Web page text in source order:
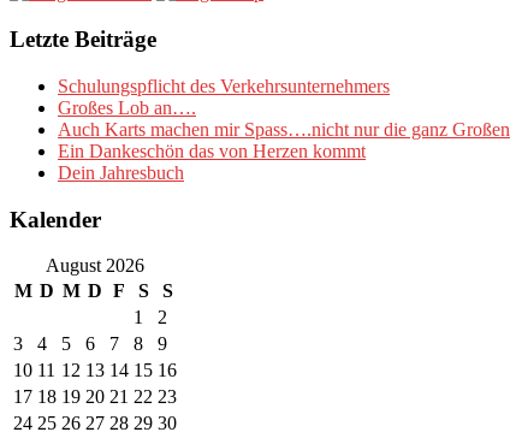
Letzte Beiträge
Schulungspflicht des Verkehrsunternehmers
Großes Lob an….
Auch Karts machen mir Spass….nicht nur die ganz Großen
Ein Dankeschön das von Herzen kommt
Dein Jahresbuch
Kalender
August 2026
M D M D F S
S
1
2
3
4 5 6 7 8
9
10 11 12 13 14 15 16
17 18 19 20 21 22 23
24 25 26 27 28 29 30